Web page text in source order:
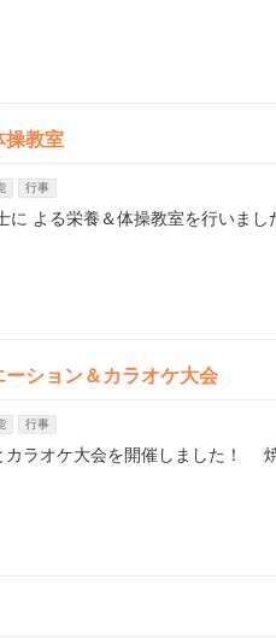
操教室
行事
に よる栄養＆体操教室を行いまし
ション＆カラオケ大会
行事
カラオケ大会を開催しました！